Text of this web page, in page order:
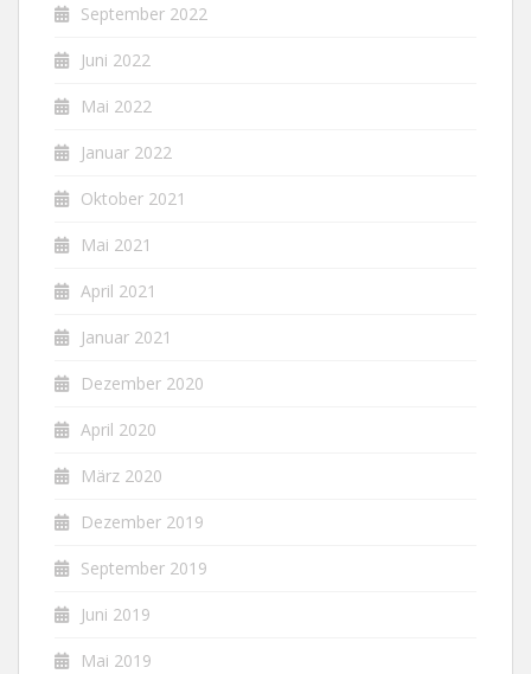
September 2022
Juni 2022
Mai 2022
Januar 2022
Oktober 2021
Mai 2021
April 2021
Januar 2021
Dezember 2020
April 2020
März 2020
Dezember 2019
September 2019
Juni 2019
Mai 2019